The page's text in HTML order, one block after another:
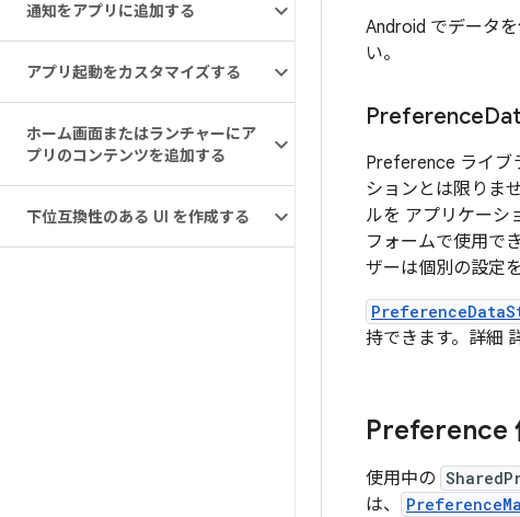
通知をアプリに追加する
アプリ起動をカスタマイズする
ホーム画面またはランチャーにア
プリのコンテンツを追加する
下位互換性のある UI を作成する
Android でデータ
い。
Preference
Preference ライブ
ションとは限りま
ルを アプリケーシ
フォームで使用で
ザーは個別の設定
持できます。詳細
Preference
使用中の
は、